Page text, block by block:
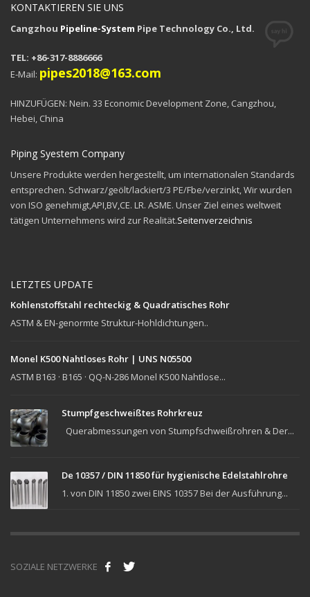
KONTAKTIEREN SIE UNS
Cangzhou Pipeline-System Pipe Technology Co., Ltd.
TEL: +86-317-8886666
E-Mail: pipes2018@163.com
HINZUFÜGEN: Nein. 33 Economic Development Zone, Cangzhou,
Hebei, China
Piping Syestem Company
Unsere Produkte werden hergestellt, um internationalen Standards
entsprechen. Schwarz/geölt/lackiert/3 PE/Fbe/verzinkt, Wir wurden
von ISO genehmigt,API,BV,CE. LR. ASME. Unser Ziel eines weltweit
tätigen Unternehmens wird zur Realität.Seitenverzeichnis
LETZTES UPDATE
Kohlenstoffstahl rechteckig & Quadratisches Rohr
ASTM & EN-genormte Struktur-Hohldichtungen..
Monel K500 Nahtloses Rohr | UNS N05500
ASTM B163 · B165 · QQ-N-286 Monel K500 Nahtlose...
Stumpfgeschweißtes Rohrkreuz
Querabmessungen von Stumpfschweißrohren & Der...
De 10357 / DIN 11850 für hygienische Edelstahlrohre
1. von DIN 11850 zwei EINS 10357 Bei der Ausführung...
SOZIALE NETZWERKE